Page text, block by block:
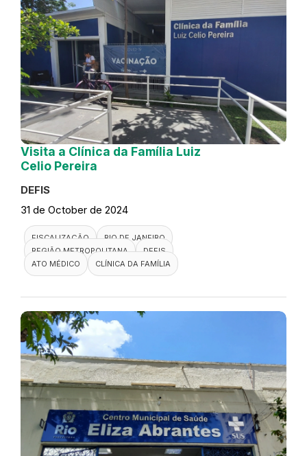
Visita a Clínica da Família Luiz
Celio Pereira
DEFIS
31 de October de 2024
FISCALIZAÇÃO
RIO DE JANEIRO
REGIÃO METROPOLITANA
DEFIS
ATO MÉDICO
CLÍNICA DA FAMÍLIA